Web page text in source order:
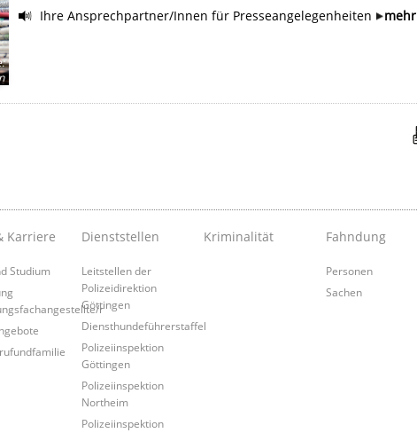
:
Ihre Ansprechpartner/Innen für Presseangelegenheiten mehr
Karriere
Studium
r
Dienststellen
Leitstellen der
Polizeidirektion
Göttingen
Diensthundeführerstaffel
Polizeiinspektion
Göttingen
Polizeiinspektion
Northeim
Polizeiinspektion
Kriminalität Fahndung
Personen
Sachen